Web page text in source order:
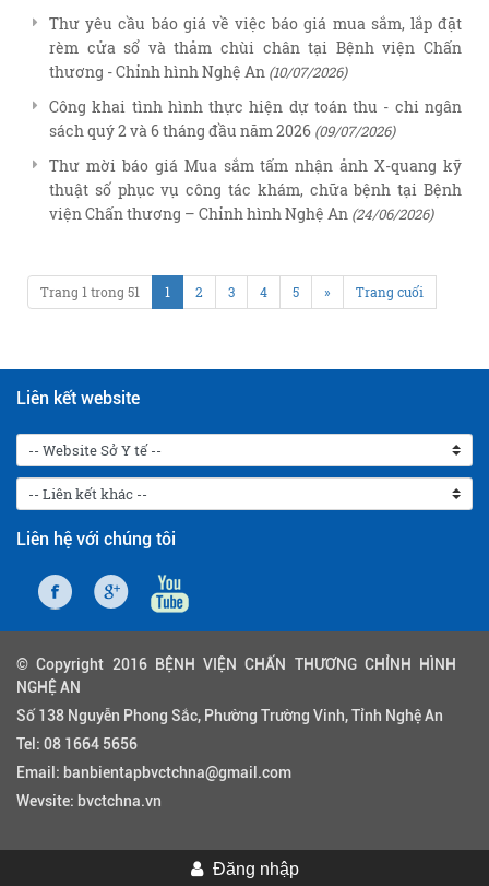
Thư yêu cầu báo giá về việc báo giá mua sắm, lắp đặt
rèm cửa sổ và thảm chùi chân tại Bệnh viện Chấn
thương - Chỉnh hình Nghệ An (10/07/2026)
Công khai tình hình thực hiện dự toán thu - chi ngân
sách quý 2 và 6 tháng đầu năm 2026 (09/07/2026)
Thư mời báo giá Mua sắm tấm nhận ảnh X-quang kỹ
thuật số phục vụ công tác khám, chữa bệnh tại Bệnh
viện Chấn thương – Chỉnh hình Nghệ An (24/06/2026)
Trang 1 trong 51 1 2 3 4 5 » Trang cuối
Liên kết website
Liên hệ với chúng tôi
© Copyright 2016 BỆNH VIỆN CHẤN THƯƠNG CHỈNH HÌNH
NGHỆ AN
Số 138 Nguyễn Phong Sắc, Phường Trường Vinh, Tỉnh Nghệ An
Tel: 08 1664 5656
Email: banbientapbvctchna@gmail.com
Wevsite: bvctchna.vn
Đăng nhập